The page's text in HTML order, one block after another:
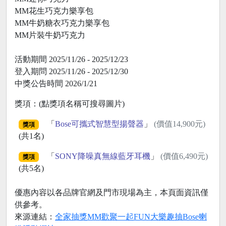
MM花生巧克力樂享包
MM牛奶糖衣巧克力樂享包
MM片裝牛奶巧克力
活動期間 2025/11/26 - 2025/12/23
登入期問 2025/11/26 - 2025/12/30
中獎公告時間 2026/1/21
獎項：(點獎項名稱可搜尋圖片)
獎項 「 Bose可攜式智慧型揚聲器 」 (價值14,900元)
(共1名)
獎項 「 SONY降噪真無線藍牙耳機」 (價值6,490元)
(共5名)
優惠內容以各品牌官網及門市現場為主，本頁面資訊僅
供參考。
來源連結： 全家抽獎MM歡聚一起FUN大樂趣抽Bose喇